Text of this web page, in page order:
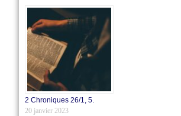
2 Chroniques 26/1‭, ‬5.
20 janvier 2023